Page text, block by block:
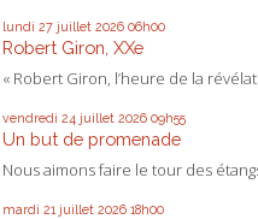
lundi 27 juillet 2026 06h00
Robert Giron, XXe
« Robert Giron, l’heure de la
vendredi 24 juillet 2026 09h55
Un but de promenade
Nous aimons faire le tour des
mardi 21 juillet 2026 18h00